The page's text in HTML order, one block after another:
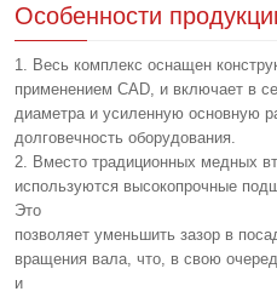
Особенности
1. Весь комплекс оснащен
применением CAD, и включает в
диаметра и усиленную основную
долговечность оборудования.
2. Вместо традиционных медных
используются высокопрочные
Это
позволяет уменьшить зазор в
вращения вала, что, в свою
и